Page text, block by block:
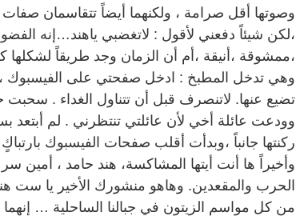
وصوتها أقل صرامة ، ولكنهما أيضاً تتقاسمان
،لكن شيئاً دفعني لأقول : لاتغضبي ياهند…إنه
،ممشوقة ،أنيقة ،أم أن الزمان وجد طريقاً لشكلها
وهي تدخل المطبخ : ادخل صفحتي على الفيسبوك
تضيع عنها. لاتنصرف قبل أن تتناول الغداء .
وودعت عائلة أخي لأن عائلتي تنتظرني . لم
ركنتها جانباً ،وبدأت أقلب صفحات الفيسبوك
وأخيراً ها أنت أيتها المشاكسة، هند حامد ،
الحرب والمقعدين. وهاهو منشورك الأخير يا ست
من كل مواسم الزيتون في جبالنا الساحلية … إنهما